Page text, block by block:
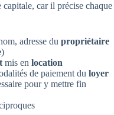
car il précise chaque
adresse du propriétaire
)
mis en location
de paiement du loyer
pour y mettre fin